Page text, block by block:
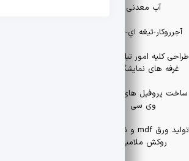
آب معدنی
آجرروكار-تيغه اي-سقفي
طراحی کلیه امور تبلیغاتی و
غرفه های نمایشگاهی
ساخت پروفیل های یو پی
وی سی
تولید ورق mdf و نئوپان با
روکش ملامینه